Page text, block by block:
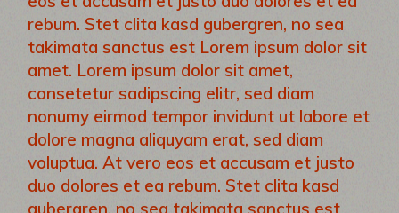
rebum. Stet clita kasd gubergren, no sea
takimata sanctus est Lorem ipsum dolor sit
amet. Lorem ipsum dolor sit amet,
consetetur sadipscing elitr, sed diam
nonumy eirmod tempor invidunt ut labore et
dolore magna aliquyam erat, sed diam
voluptua. At vero eos et accusam et justo
duo dolores et ea rebum. Stet clita kasd